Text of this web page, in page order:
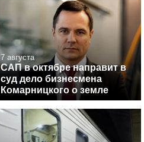
7 августа
САП в октябре направит в
суд дело бизнесмена
Комарницкого о земле